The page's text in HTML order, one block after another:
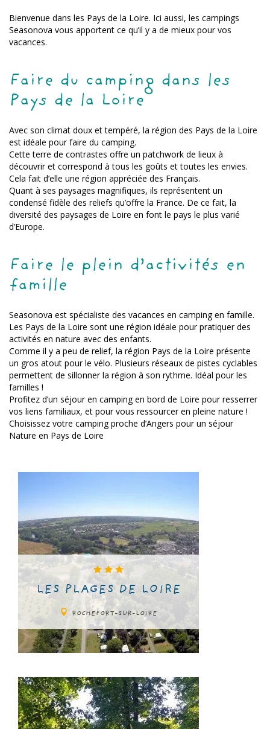
Bienvenue dans les Pays de la Loire. Ici aussi, les campings
Seasonova vous apportent ce qu’il y a de mieux pour vos
vacances.
Faire du camping dans les
Pays de la Loire
Avec son climat doux et tempéré, la région des Pays de la Loire
est idéale pour faire du camping.
Cette terre de contrastes offre un patchwork de lieux à
découvrir et correspond à tous les goûts et toutes les envies.
Cela fait d’elle une région appréciée des Français.
Quant à ses paysages magnifiques, ils représentent un
condensé fidèle des reliefs qu’offre la France. De ce fait, la
diversité des paysages de Loire en font le pays le plus varié
d’Europe.
Faire le plein d’activités en
famille
Seasonova est spécialiste des vacances en camping en famille.
Les Pays de la Loire sont une région idéale pour pratiquer des
activités en nature avec des enfants.
Comme il y a peu de relief, la région Pays de la Loire présente
un gros atout pour le vélo. Plusieurs réseaux de pistes cyclables
permettent de sillonner la région à son rythme. Idéal pour les
familles !
Profitez d’un séjour en camping en bord de Loire pour resserrer
vos liens familiaux, et pour vous ressourcer en pleine nature !
Choisissez votre camping proche d’Angers pour un séjour
Nature en Pays de Loire
LES PLAGES DE LOIRE
ROCHEFORT-SUR-LOIRE